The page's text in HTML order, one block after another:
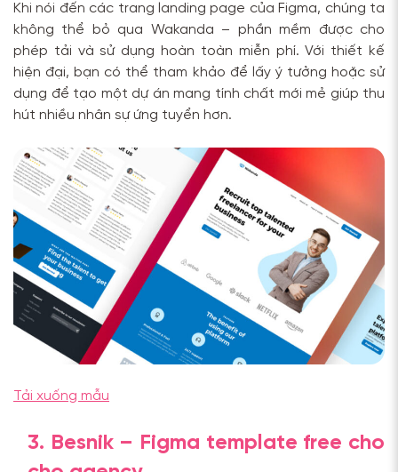
Khi nói đến các trang landing page của Figma, chúng ta
không thể bỏ qua Wakanda – phần mềm được cho
phép tải và sử dụng hoàn toàn miễn phí. Với thiết kế
hiện đại, bạn có thể tham khảo để lấy ý tưởng hoặc sử
dụng để tạo một dự án mang tính chất mới mẻ giúp thu
hút nhiều nhân sự ứng tuyển hơn.
Tải xuống mẫu
3. Besnik – Figma template free cho